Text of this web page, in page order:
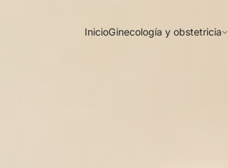
InicioGinecología y obstetricia